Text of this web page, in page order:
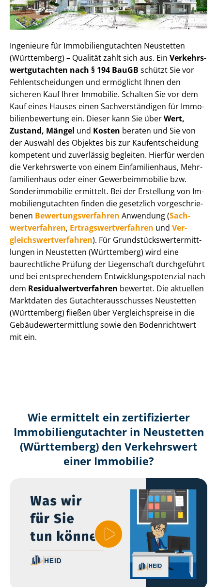
Ingenieure für Im­mo­bi­li­en­gut­ach­ten Neustetten
(Württemberg) – Qualität zahlt sich aus. Ein Ver­kehrs­
wert­gut­ach­ten nach § 194 BauGB schützt Sie vor
Fehl­ent­schei­dun­gen und ermöglicht Ihnen den
sicheren Kauf Ihrer Immobilie. Schalten Sie vor dem
Kauf eines Hauses einen Sach­ver­stän­di­gen für Im­mo­
bi­li­en­be­wer­tung ein. Dieser kann Sie überWert,
Zustand, Mängel und Kosten beraten und Sie von
der Auswahl des Objektes bis zur Kauf­ent­schei­dung
kompetent und zuverlässig begleiten. Hierfür werden
die Verkehrswerte von einem Einfamilienhaus, Mehr­
fa­mi­li­en­haus oder einer Ge­wer­be­im­mo­bi­lie bzw.
Sonderimmobilie ermittelt. Bei der Erstellung von Im­
mo­bi­li­en­gut­ach­ten finden die gesetzlich vor­ge­schrie­
be­nen Be­wer­tungs­ver­fah­ren Anwendung (Sach­
wert­ver­fah­ren, Er­trags­wert­ver­fah­ren und Ver­
gleichs­wert­ver­fah­ren). Für Grund­stücks­wert­ermitt­
lun­gen in Neustetten (Württemberg) wird eine
baurechtliche Prüfung der Liegenschaft durchgeführt
und bei entsprechendem Ent­wick­lungs­po­ten­zi­al nach
dem Re­si­du­al­wert­ver­fah­ren bewertet. Die aktuellen
Marktdaten des Gut­ach­ter­aus­schus­ses Neustetten
(Württemberg) fließen über Ver­gleichs­prei­se in die
Ge­bäu­de­wert­ermitt­lung sowie den Bodenrichtwert
mit ein.
Wie ermittelt ein zertifizierter
Immobilien­gutachter in Neustetten
(Württemberg) den Verkehrswert
einer Immobilie?